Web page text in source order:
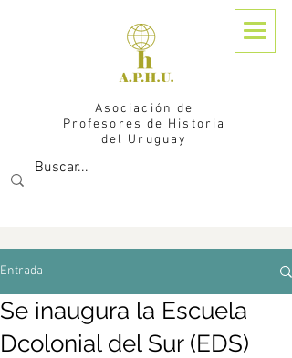
Asociación de
Profesores de Historia
del Uruguay
Entrada
Se inaugura la Escuela
Dcolonial del Sur (EDS)